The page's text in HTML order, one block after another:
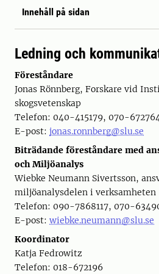
Innehåll på sidan
Ledning och
Föreståndare
Jonas Rönnberg, Forskare vid
skogsvetenskap
Telefon: 040-415179, 070-
E-post: jonas.ronnberg@slu.se
Biträdande föreståndare med
och Miljöanalys
Wiebke Neumann Sivertsson,
miljöanalysdelen i verksamheten
Telefon: 090-7868117, 070-
E-post: wiebke.neumann@slu.se
Koordinator
Katja Fedrowitz
Telefon: 018-672196